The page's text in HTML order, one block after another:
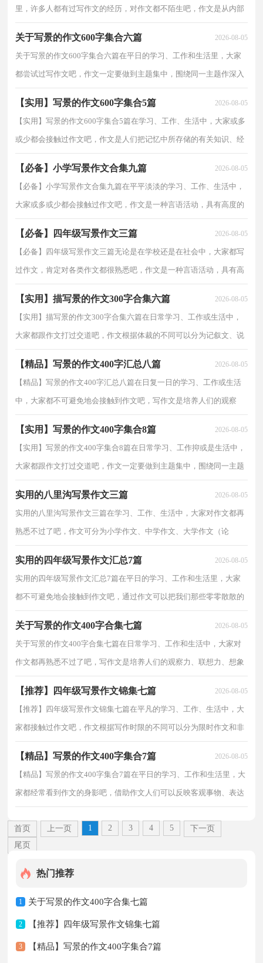
里，许多人都有过写作文的经历，对作文都不陌生吧，作文是从内部
关于写景的作文600字集合六篇 2026-08-05
关于写景的作文600字集合六篇在平日的学习、工作和生活里，大家
都尝试过写作文吧，作文一定要做到主题集中，围绕同一主题作深入
【实用】写景的作文600字集合5篇 2026-08-05
【实用】写景的作文600字集合5篇在学习、工作、生活中，大家或多
或少都会接触过作文吧，作文是人们把记忆中所存储的有关知识、经
【必备】小学写景作文合集九篇 2026-08-05
【必备】小学写景作文合集九篇在平平淡淡的学习、工作、生活中，
大家或多或少都会接触过作文吧，作文是一种言语活动，具有高度的
【必备】四年级写景作文三篇 2026-08-05
【必备】四年级写景作文三篇无论是在学校还是在社会中，大家都写
过作文，肯定对各类作文都很熟悉吧，作文是一种言语活动，具有高
【实用】描写景的作文300字合集六篇 2026-08-05
【实用】描写景的作文300字合集六篇在日常学习、工作或生活中，
大家都跟作文打过交道吧，作文根据体裁的不同可以分为记叙文、说
【精品】写景的作文400字汇总八篇 2026-08-05
【精品】写景的作文400字汇总八篇在日复一日的学习、工作或生活
中，大家都不可避免地会接触到作文吧，写作文是培养人们的观察
【实用】写景的作文400字集合8篇 2026-08-05
【实用】写景的作文400字集合8篇在日常学习、工作抑或是生活中，
大家都跟作文打过交道吧，作文一定要做到主题集中，围绕同一主题
实用的八里沟写景作文三篇 2026-08-05
实用的八里沟写景作文三篇在学习、工作、生活中，大家对作文都再
熟悉不过了吧，作文可分为小学作文、中学作文、大学作文（论
实用的四年级写景作文汇总7篇 2026-08-05
实用的四年级写景作文汇总7篇在平日的学习、工作和生活里，大家
都不可避免地会接触到作文吧，通过作文可以把我们那些零零散散的
关于写景的作文400字合集七篇 2026-08-05
关于写景的作文400字合集七篇在日常学习、工作和生活中，大家对
作文都再熟悉不过了吧，写作文是培养人们的观察力、联想力、想象
【推荐】四年级写景作文锦集七篇 2026-08-05
【推荐】四年级写景作文锦集七篇在平凡的学习、工作、生活中，大
家都接触过作文吧，作文根据写作时限的不同可以分为限时作文和非
【精品】写景的作文400字集合7篇 2026-08-05
【精品】写景的作文400字集合7篇在平日的学习、工作和生活里，大
家都经常看到作文的身影吧，借助作文人们可以反映客观事物、表达
首页
上一页 1 2 3 4 5
下一页
尾页
热门推荐
1 关于写景的作文400字合集七篇
2 【推荐】四年级写景作文锦集七篇
3 【精品】写景的作文400字集合7篇